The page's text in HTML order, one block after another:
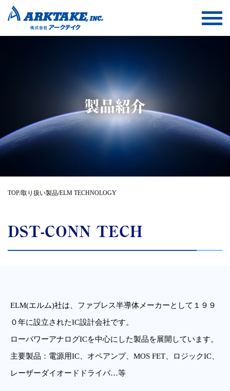
製品紹介
TOP/取り扱い製品/ELM TECHNOLOGY
DST-CONN TECH
ELM(エルム)社は、ファブレス半導体メーカーとして１９９
０年に設立されたIC設計会社です。
ローパワーアナログICを中心にした製品を展開しています。
主要製品：電源用IC、オペアンプ、MOS FET、ロジックIC、
レーザーダイオードドライバ…等